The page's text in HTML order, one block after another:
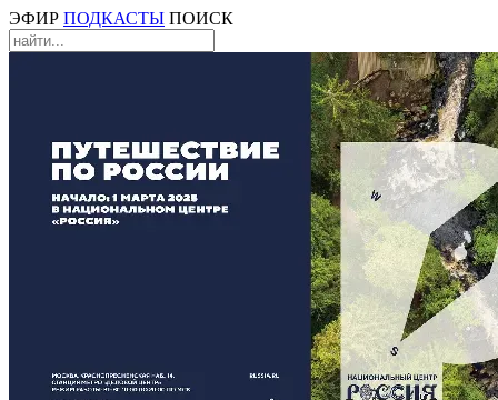
ЭФИР ПОДКАСТЫ ПОИСК